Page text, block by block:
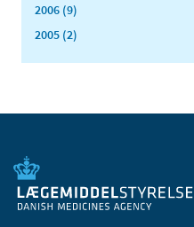
2006 (9)
2005 (2)